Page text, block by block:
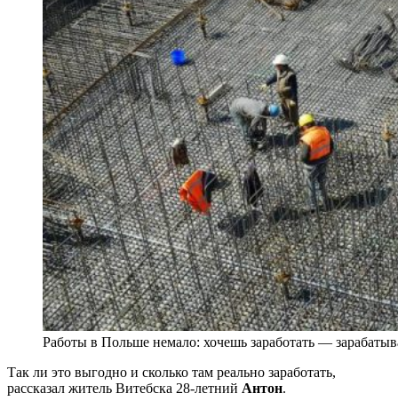
Работы в Польше немало: хочешь заработать —
Так ли это выгодно и сколько там реально заработать,
рассказал житель Витебска 28-летний Антон.